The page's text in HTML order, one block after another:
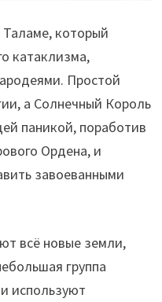
Таламе, который
катаклизма,
Простой
а Солнечный Король
паникой, поработив
Ордена, и
завоеванными
всё новые земли,
группа
используют